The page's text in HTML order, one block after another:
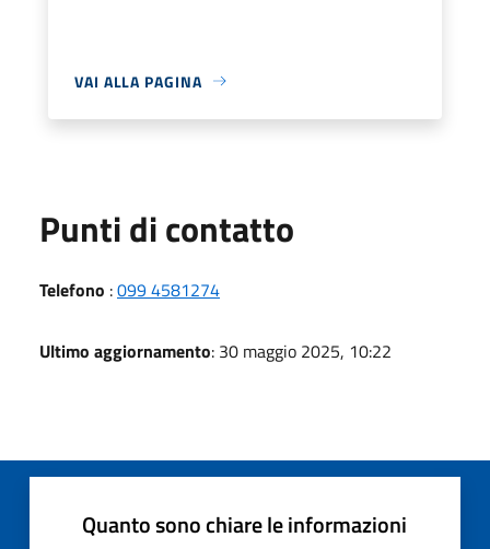
VAI ALLA PAGINA
Punti di contatto
Telefono :099 4581274
Ultimo aggiornamento: 30 maggio 2025, 10:22
Quanto sono chiare le informazioni